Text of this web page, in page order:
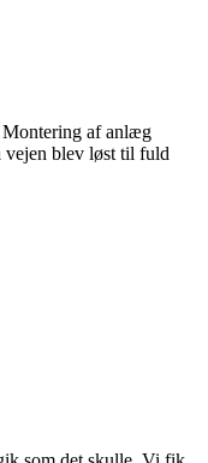
af anlæg
vejen blev løst til fuld